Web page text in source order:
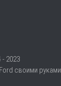
- 2023
своими руками.